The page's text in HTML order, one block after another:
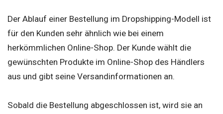
Der Ablauf einer Bestellung im Dropshipping-Modell ist
für den Kunden sehr ähnlich wie bei einem
herkömmlichen Online-Shop. Der Kunde wählt die
gewünschten Produkte im Online-Shop des Händlers
aus und gibt seine Versandinformationen an.
Sobald die Bestellung abgeschlossen ist, wird sie an